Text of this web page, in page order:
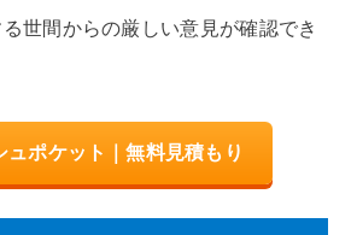
世間からの厳しい意見が確認でき
ュポケット｜無料見積もり